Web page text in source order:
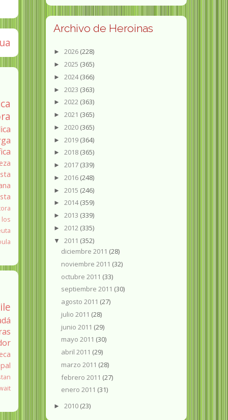
Archivo de Heroinas
► 2026 (228)
► 2025 (365)
► 2024(366)
► 2023 (363)
► 2022 (363)
► 2021 (365)
► 2020 (365)
► 2019 (364)
► 2018 (365)
► 2017 (339)
► 2016 (248)
► 2015 (246)
► 2014(359)
► 2013 (339)
► 2012 (335)
▼ 2011 (352)
diciembre 2011 (28)
noviembre 2011 (32)
octubre 2011 (33)
septiembre 2011 (30)
agosto 2011 (27)
julio 2011 (28)
junio 2011 (29)
mayo 2011 (30)
abril 2011 (29)
marzo 2011 (28)
febrero 2011 (27)
enero 2011 (31)
► 2010 (23)